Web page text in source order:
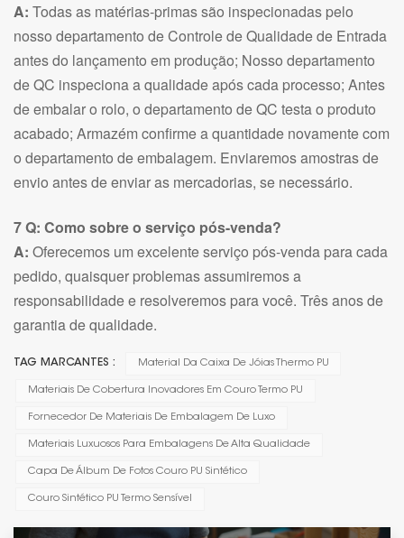
A: Todas as matérias-primas são inspecionadas pelo
nosso departamento de Controle de Qualidade de Entrada
antes do lançamento em produção; Nosso departamento
de QC inspeciona a qualidade após cada processo; Antes
de embalar o rolo, o departamento de QC testa o produto
acabado; Armazém confirme a quantidade novamente com
o departamento de embalagem. Enviaremos amostras de
envio antes de enviar as mercadorias, se necessário.
7 Q: Como sobre o serviço pós-venda?
A: Oferecemos um excelente serviço pós-venda para cada
pedido, quaisquer problemas assumiremos a
responsabilidade e resolveremos para você. Três anos de
garantia de qualidade.
TAG MARCANTES : Material Da Caixa De Jóias Thermo PU
Materiais De Cobertura Inovadores Em Couro Termo PU
Fornecedor De Materiais De Embalagem De Luxo
Materiais Luxuosos Para Embalagens De Alta Qualidade
Capa De Álbum De Fotos Couro PU Sintético
Couro Sintético PU Termo Sensível